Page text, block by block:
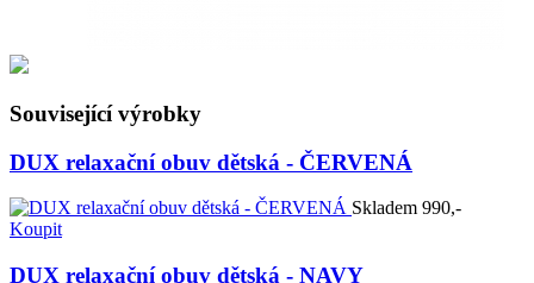
Související výrobky
DUX relaxační obuv dětská - ČERVENÁ
Skladem 990,-
Koupit
DUX relaxační obuv dětská - NAVY